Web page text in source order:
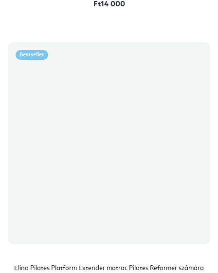
Ft14 000
Bestseller
Elina Pilates Platform Extender matrac Pilates Reformer számára